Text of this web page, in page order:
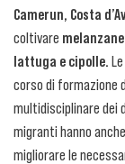
Camerun, Costa
coltivare
lattuga e cipolle.
corso di formazione
multidisciplinare dei
migranti hanno
migliorare le